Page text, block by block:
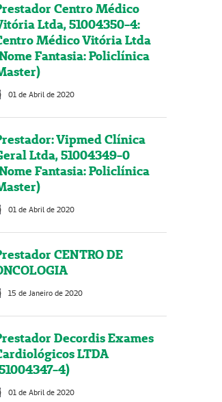
Centro Médico
Ltda, 51004350-4:
Médico Vitória Ltda
Fantasia: Policlínica
01 de Abril de 2020
Vipmed Clínica
Ltda, 51004349-0
Fantasia: Policlínica
01 de Abril de 2020
CENTRO DE
15 de Janeiro de 2020
Decordis Exames
LTDA
4)
01 de Abril de 2020